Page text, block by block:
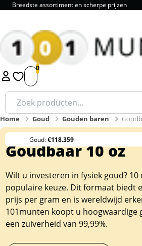
Breedste assortiment en scherpe prijzen
1 2 3 4 5 9.8
Zoeken
naar:
Home Goud Gouden baren
Goudbaar 10 oz
Wilt u investeren in fysiek goud? 10
populaire keuze. Dit formaat biedt
prijs per gram en is wereldwijd
101munten koopt u hoogwaardige
een zuiverheid van 99,99%.
Goud:€118.359